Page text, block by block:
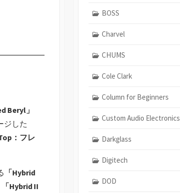
Beryl」
ジした
：フレ
「Hybrid
「Hybrid II
BOSS
Charvel
CHUMS
Cole Clark
Column for Beginners
Custom Audio Electronics
Darkglass
Digitech
DOD